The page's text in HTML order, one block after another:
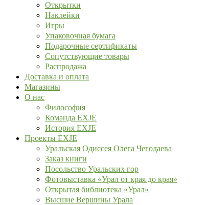
Открытки
Наклейки
Игры
Упаковочная бумага
Подарочные сертификаты
Сопутствующие товары
Распродажа
Доставка и оплата
Магазины
О нас
Философия
Команда EXJE
История EXJE
Проекты EXJE
Уральская Одиссея Олега Чегодаева
Заказ книги
Посольство Уральских гор
Фотовыставка «Урал от края до края»
Открытая библиотека «Урал»
Высшие Вершины Урала